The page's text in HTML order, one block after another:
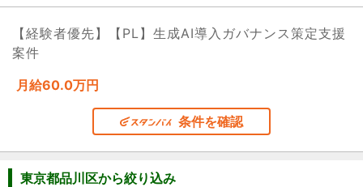
【経験者優先】【PL】生成AI導入ガバナンス策定支援
案件
月給60.0万円
条件を確認
東京都品川区から絞り込み